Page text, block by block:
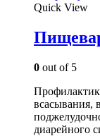
Quick View
0 out of 5
всасывания,
диарейного